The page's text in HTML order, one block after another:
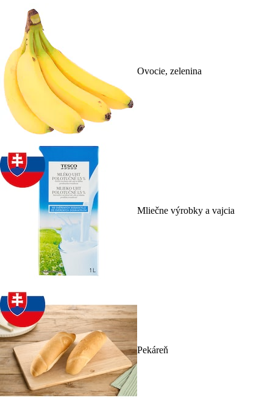
Ovocie, zelenina
Mliečne výrobky a vajcia
Pekáreň